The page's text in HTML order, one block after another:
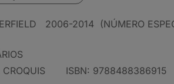
2006-2014 (NÚMERO
CROQUIS ISBN: 9788488386915